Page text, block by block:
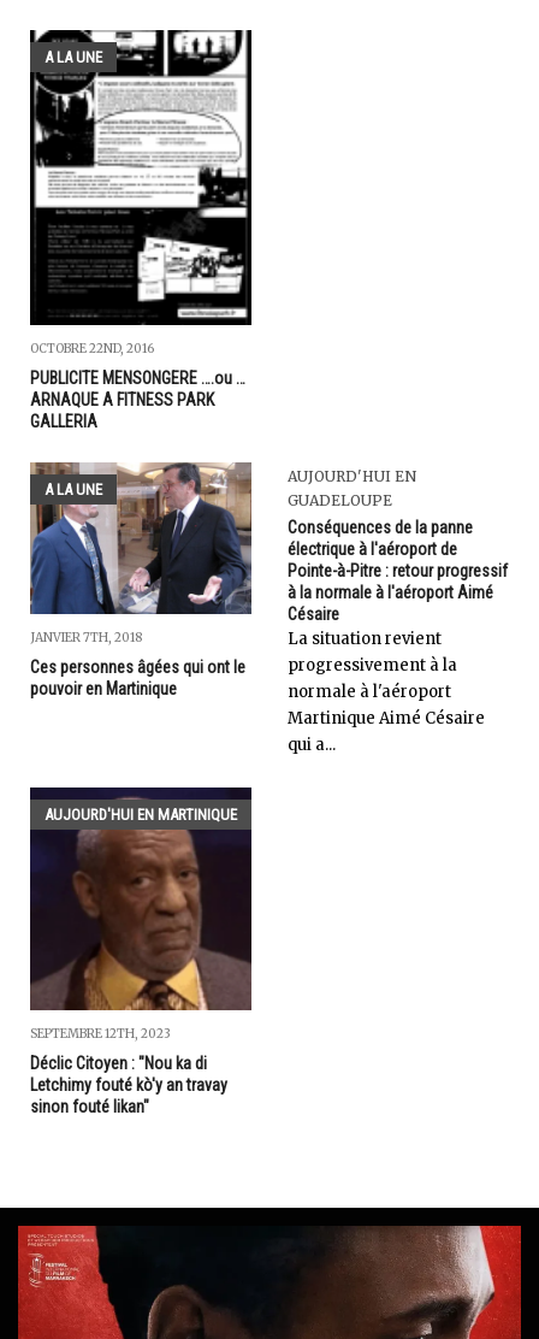
A LA UNE
OCTOBRE 22ND, 2016
PUBLICITE MENSONGERE ….ou …
ARNAQUE A FITNESS PARK
GALLERIA
A LA UNE
JANVIER 7TH, 2018
Ces personnes âgées qui ont le
pouvoir en Martinique
AUJOURD'HUI EN
GUADELOUPE
Conséquences de la panne
électrique à l'aéroport de
Pointe-à-Pitre : retour progressif
à la normale à l'aéroport Aimé
Césaire
La situation revient
progressivement à la
normale à l'aéroport
Martinique Aimé Césaire
qui a...
AUJOURD'HUI EN MARTINIQUE
SEPTEMBRE 12TH, 2023
Déclic Citoyen : "Nou ka di
Letchimy fouté kò'y an travay
sinon fouté likan"